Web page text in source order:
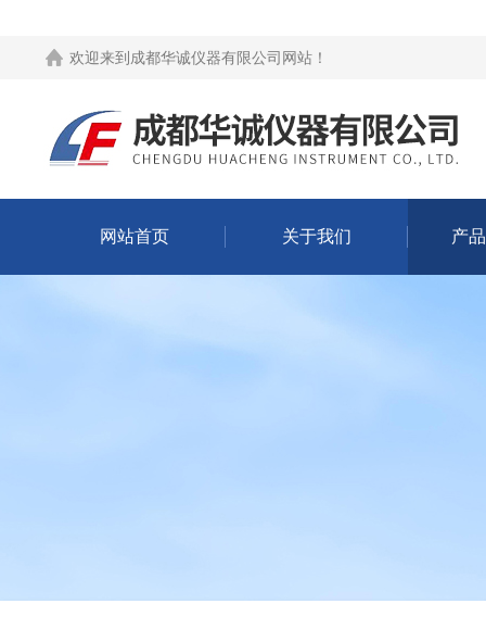
欢迎来到 成都华诚仪器有限公司网站 ！
网站首页 关于我们 产